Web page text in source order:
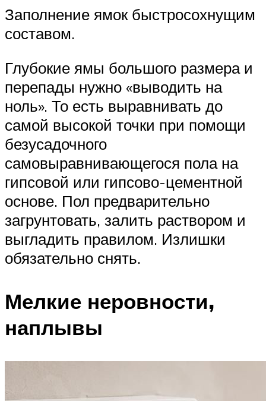
Заполнение ямок быстросохнущим
составом.
Глубокие ямы большого размера и
перепады нужно «выводить на
ноль». То есть выравнивать до
самой высокой точки при помощи
безусадочного
самовыравнивающегося пола на
гипсовой или гипсово-цементной
основе. Пол предварительно
загрунтовать, залить раствором и
выгладить правилом. Излишки
обязательно снять.
Мелкие неровности,
наплывы